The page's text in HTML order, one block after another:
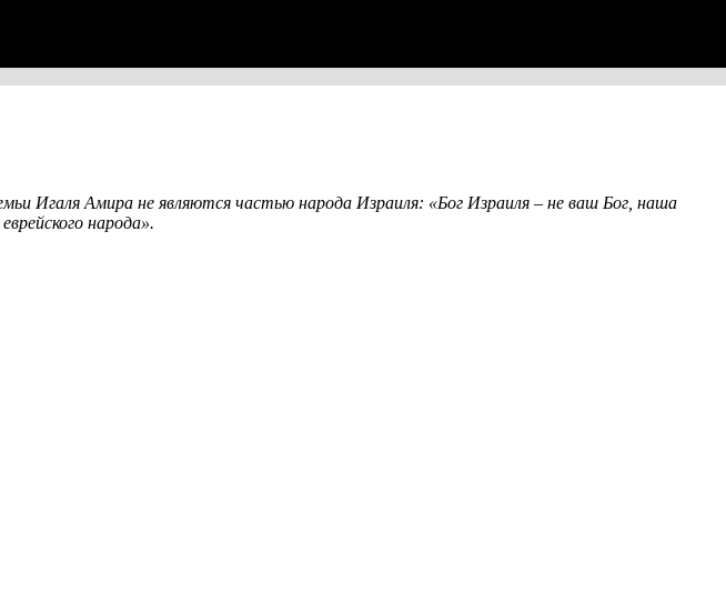
Игаля Амира не являются частью народа Израиля: «Бог Израиля – не ваш Бог, наша
народа».